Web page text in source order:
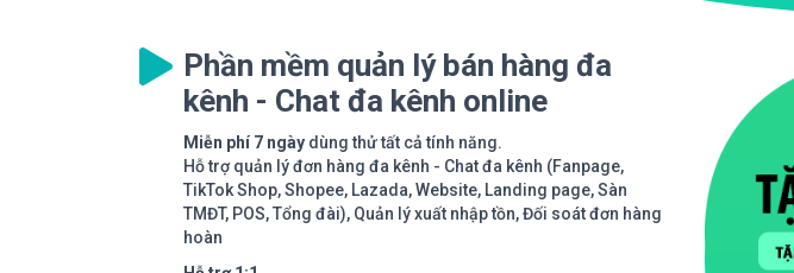
Phần mềm quản lý bán hàng đa
kênh - Chat đa kênh online
Miễn phí 7 ngày dùng thử tất cả tính năng.
Hỗ trợ quản lý đơn hàng đa kênh - Chat đa kênh (Fanpage,
TikTok Shop, Shopee, Lazada, Website, Landing page, Sàn
TMĐT, POS, Tổng đài), Quản lý xuất nhập tồn, Đối soát đơn hàng
hoàn